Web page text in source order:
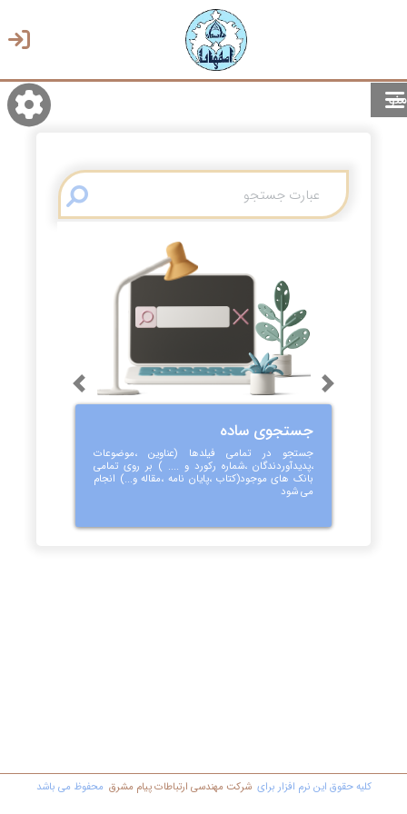
منو
انتخاب زبان
جستجوی ساده
جستجو در تمامی فیلدها (عناوین ،موضوعات
،پدیدآوردندگان ،شماره رکورد و .... ) بر روی تمامی
بانک های موجود(کتاب ،پایان نامه ،مقاله و...) انجام
می شود
Previous Next
کليه حقوق اين نرم افزار برای شرکت مهندسي ارتباطات پیام مشرق محفوظ مي باشد